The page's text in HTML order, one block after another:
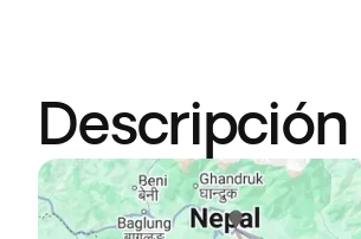
Descripción